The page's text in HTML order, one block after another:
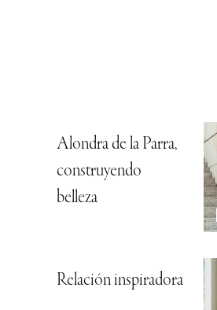
Alondra de la Parra,
construyendo
belleza
Relación inspiradora